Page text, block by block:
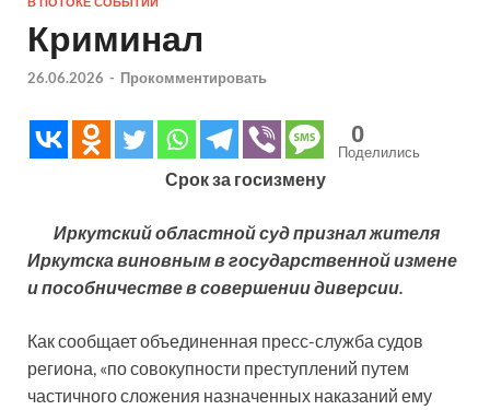
Криминал
26.06.2026 - Прокомментировать
0
Поделились
Срок за госизмену
Иркутский областной суд признал жителя
Иркутска виновным в государственной измене
и пособничестве в совершении диверсии.
Как сообщает объединенная пресс-служба судов
региона, «по совокупности преступлений путем
частичного сложения назначенных наказаний ему